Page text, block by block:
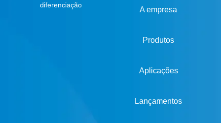
diferenciação
A empresa
Produtos
Aplicações
Lançamentos